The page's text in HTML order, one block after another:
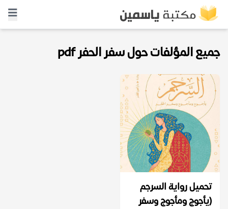
جميع المؤلفات حول سفر الحفر pdf
تحميل رواية السرجم
(يأجوج ومأجوج وسفر